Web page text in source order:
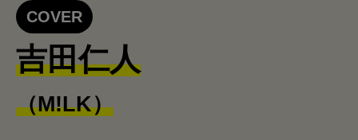
COVER
吉田仁人
（M!LK）